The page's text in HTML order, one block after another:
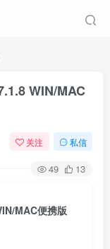
WIN/MAC
关注 私信
49 13
MAC便携版